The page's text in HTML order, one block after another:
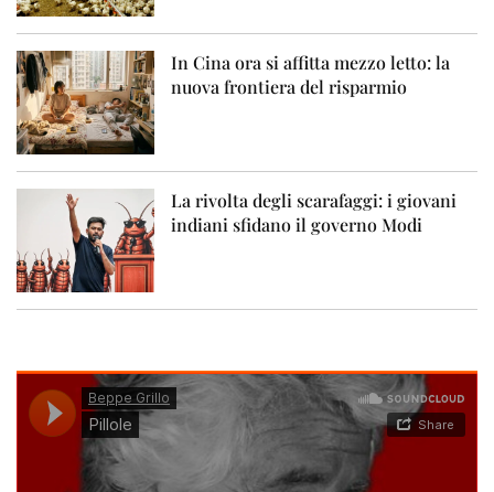
In Cina ora si affitta mezzo letto: la
nuova frontiera del risparmio
La rivolta degli scarafaggi: i giovani
indiani sfidano il governo Modi